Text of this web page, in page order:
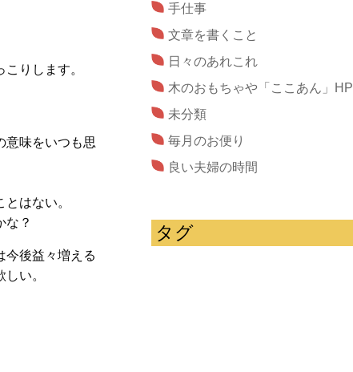
りします。
意味をいつも思
はない。
な？
今後益々増える
い。
手仕事
文章を書くこと
日々のあれこれ
木のおもちゃや「ここあん」HP
未分類
毎月のお便り
良い夫婦の時間
タグ